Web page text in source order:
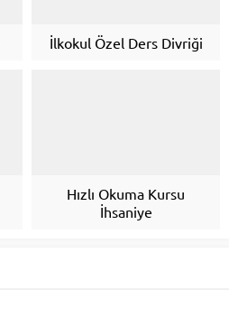
İlkokul Özel Ders Divriği
Hızlı Okuma Kursu
İhsaniye